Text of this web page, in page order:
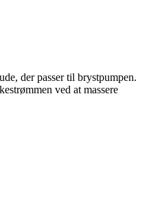
der passer til brystpumpen.
ved at massere